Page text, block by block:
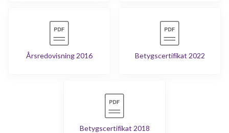
Årsredovisning 2016 Betygscertifikat 2022
Betygscertifikat 2018